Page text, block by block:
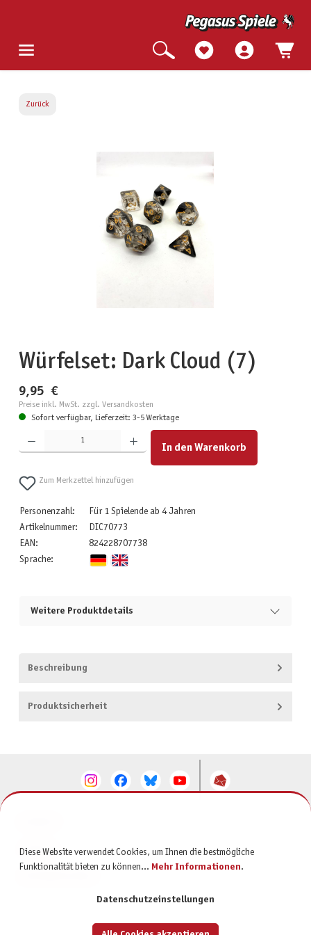
Zurück
Würfelset: Dark Cloud (7)
9,95 €
Preise inkl. MwSt. zzgl. Versandkosten
Sofort verfügbar, Lieferzeit: 3-5 Werktage
Produkt Anzahl: Gib den gewünschten Wert ein oder benutze die Schaltflächen um die Anzahl zu
In den Warenkorb
Zum Merkzettel hinzufügen
Personenzahl:
Für 1 Spielende ab 4 Jahren
Artikelnummer:
DIC70773
EAN:
824228707738
Sprache:
Weitere Produktdetails
Beschreibung
Produktsicherheit
SERVICE
Diese Website verwendet Cookies, um Ihnen die bestmögliche
Funktionalität bieten zu können... Mehr Informationen.
Datenschutzeinstellungen